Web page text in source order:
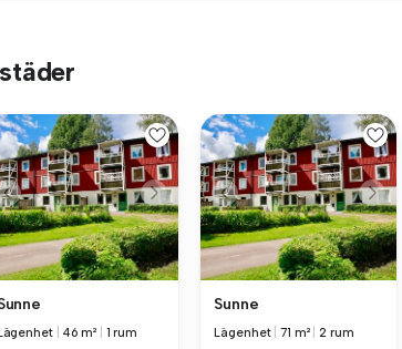
Lägenhet 46 m² 1 rum
Sunne
Lägenhet |71 m² |2 rum